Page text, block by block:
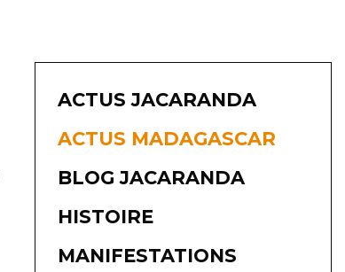
ACTUS JACARANDA
ACTUS MADAGASCAR
BLOG JACARANDA
HISTOIRE
MANIFESTATIONS